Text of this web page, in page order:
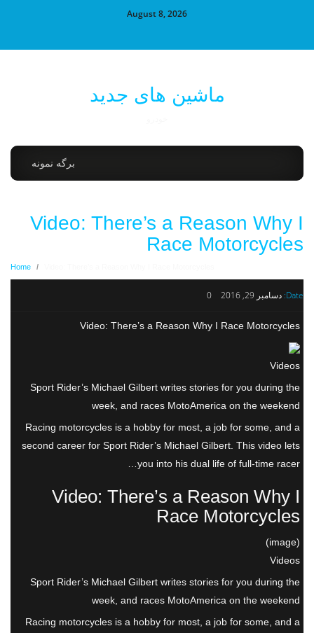
August 8, 2026
ماشین های جدید
برگه نمونه
Video: There’s a Reason Why I
Race Motorcycles
Home
Date: دسامبر 29, 2016 0
Video: There’s a Reason Why I Race Motorcycles
Videos
Sport Rider’s Michael Gilbert writes stories for you during the
week, and races MotoAmerica on the weekend
Racing motorcycles is a hobby for most, a job for some, and a
second career for Sport Rider’s Michael Gilbert. This video lets
you into his dual life of full-time racer…
Video: There’s a Reason Why I
Race Motorcycles
Videos
Sport Rider’s Michael Gilbert writes stories for you during the
week, and races MotoAmerica on the weekend
Racing motorcycles is a hobby for most, a job for some, and a